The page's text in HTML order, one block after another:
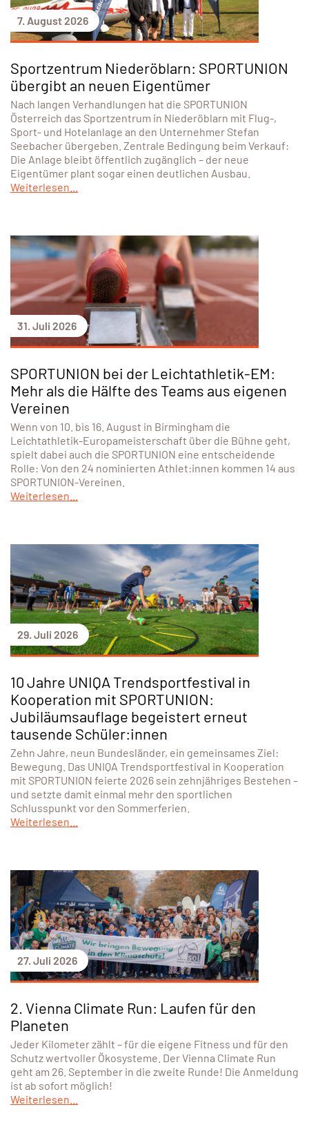
7. August 2026
Sportzentrum Niederöblarn: SPORTUNION
übergibt an neuen Eigentümer
Nach langen Verhandlungen hat die SPORTUNION
Österreich das Sportzentrum in Niederöblarn mit Flug-,
Sport- und Hotelanlage an den Unternehmer Stefan
Seebacher übergeben. Zentrale Bedingung beim Verkauf:
Die Anlage bleibt öffentlich zugänglich – der neue
Eigentümer plant sogar einen deutlichen Ausbau.
Weiterlesen...
31. Juli 2026
SPORTUNION bei der Leichtathletik-EM:
Mehr als die Hälfte des Teams aus eigenen
Vereinen
Wenn von 10. bis 16. August in Birmingham die
Leichtathletik-Europameisterschaft über die Bühne geht,
spielt dabei auch die SPORTUNION eine entscheidende
Rolle: Von den 24 nominierten Athlet:innen kommen 14 aus
SPORTUNION-Vereinen.
Weiterlesen...
29. Juli 2026
10 Jahre UNIQA Trendsportfestival in
Kooperation mit SPORTUNION:
Jubiläumsauflage begeistert erneut
tausende Schüler:innen
Zehn Jahre, neun Bundesländer, ein gemeinsames Ziel:
Bewegung. Das UNIQA Trendsportfestival in Kooperation
mit SPORTUNION feierte 2026 sein zehnjähriges Bestehen –
und setzte damit einmal mehr den sportlichen
Schlusspunkt vor den Sommerferien.
Weiterlesen...
27. Juli 2026
2. Vienna Climate Run: Laufen für den
Planeten
Jeder Kilometer zählt – für die eigene Fitness und für den
Schutz wertvoller Ökosysteme. Der Vienna Climate Run
geht am 26. September in die zweite Runde! Die Anmeldung
ist ab sofort möglich!
Weiterlesen...